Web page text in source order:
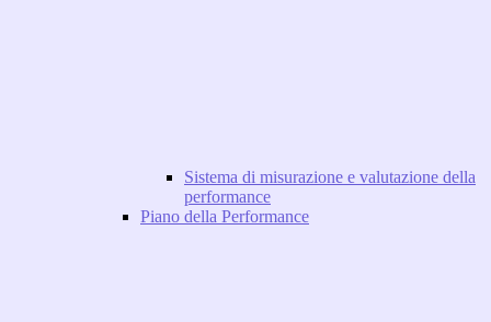
Sistema di misurazione e valutazione della
performance
Piano della Performance